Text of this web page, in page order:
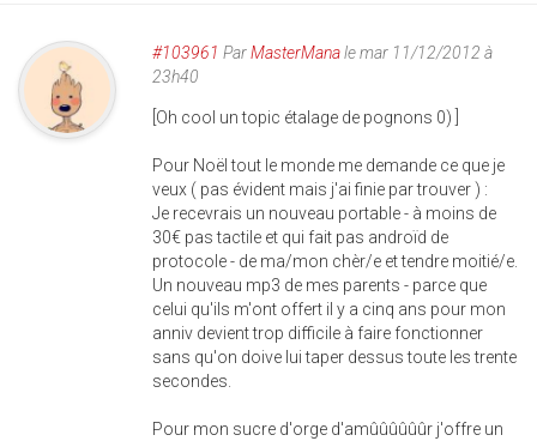
#103961 ParMasterManale mar 11/12/2012 à
23h40
[Oh cool un topic étalage de pognons 0) ]
Pour Noël tout le monde me demande ce que je
veux ( pas évident mais j'ai finie par trouver ) :
Je recevrais un nouveau portable - à moins de
30€ pas tactile et qui fait pas androïd de
protocole - de ma/mon chèr/e et tendre moitié/e.
Un nouveau mp3 de mes parents - parce que
celui qu'ils m'ont offert il y a cinq ans pour mon
anniv devient trop difficile à faire fonctionner
sans qu'on doive lui taper dessus toute les trente
secondes.
Pour mon sucre d'orge d'amûûûûûûr j'offre un